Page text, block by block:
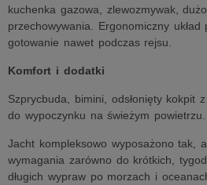
kuchenka gazowa, zlewozmywak,
przechowywania. Ergonomiczny
gotowanie nawet podczas rejsu.
Komfort i dodatki
Szprycbuda, bimini, odsłonięty kokpit
do wypoczynku na świeżym powietrzu.
Jacht kompleksowo wyposażono tak,
wymagania zarówno do krótkich,
długich wypraw po morzach i